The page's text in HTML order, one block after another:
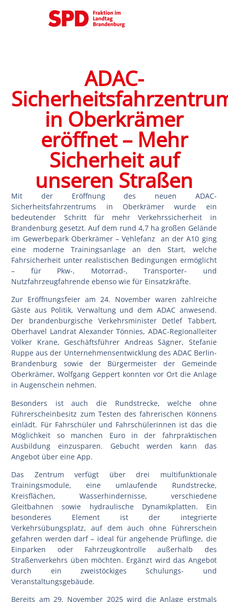
ADAC-
in Oberkrämer
eröffnet – Mehr
Sicherheit auf
unseren Straßen
Mit der Eröffnung des neuen ADAC-
Sicherheitsfahrzentrums in Oberkrämer wurde ein
bedeutender Schritt für mehr Verkehrssicherheit in
Brandenburg gesetzt. Auf dem rund 4,7 ha großen Gelände
im Gewerbepark Oberkrämer – Vehlefanz an der A10 ging
eine moderne Trainingsanlage an den Start, welche
Fahrsicherheit unter realistischen Bedingungen ermöglicht
– für Pkw-, Motorrad-, Transporter- und
Nutzfahrzeugfahrende ebenso wie für Einsatzkräfte.
Zur Eröffnungsfeier am 24. November waren zahlreiche
Gäste aus Politik, Verwaltung und dem ADAC anwesend.
Der brandenburgische Verkehrsminister Detlef Tabbert,
Oberhavel Landrat Alexander Tönnies, ADAC-Regionalleiter
Volker Krane, Geschäftsführer Andreas Sägner, Stefanie
Ruppe aus der Unternehmensentwicklung des ADAC Berlin-
Brandenburg sowie der Bürgermeister der Gemeinde
Oberkrämer, Wolfgang Geppert konnten vor Ort die Anlage
in Augenschein nehmen.
Besonders ist auch die Rundstrecke, welche ohne
Führerscheinbesitz zum Testen des fahrerischen Könnens
einlädt. Für Fahrschülerund Fahrschülerinnen ist das die
Möglichkeit so manchen Euro in der fahrpraktischen
Ausbildung einzusparen. Gebucht werden kann das
Angebot über eine App.
Das Zentrum verfügt über drei multifunktionale
Trainingsmodule, eine umlaufende Rundstrecke,
Kreisflächen, Wasserhindernisse, verschiedene
Gleitbahnen sowie hydraulische Dynamikplatten. Ein
besonderes Element ist der integrierte
Verkehrsübungsplatz, auf dem auch ohne Führerschein
gefahren werden darf – ideal für angehende Prüflinge, die
Einparken oder Fahrzeugkontrolle außerhalb des
Straßenverkehrs üben möchten. Ergänzt wird das Angebot
durch ein zweistöckiges Schulungs- und
Veranstaltungsgebäude.
Bereits am 29. November 2025wird die Anlage erstmals